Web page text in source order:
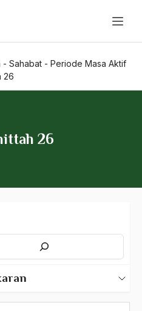
- Sahabat - Periode Masa Aktif
26
26